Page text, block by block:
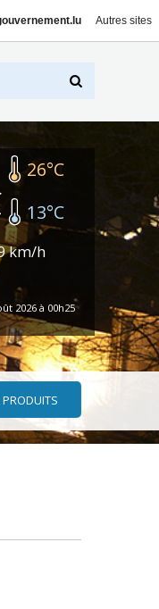
Autres sites
26°C
13°C
km/h
2026 à 00h25